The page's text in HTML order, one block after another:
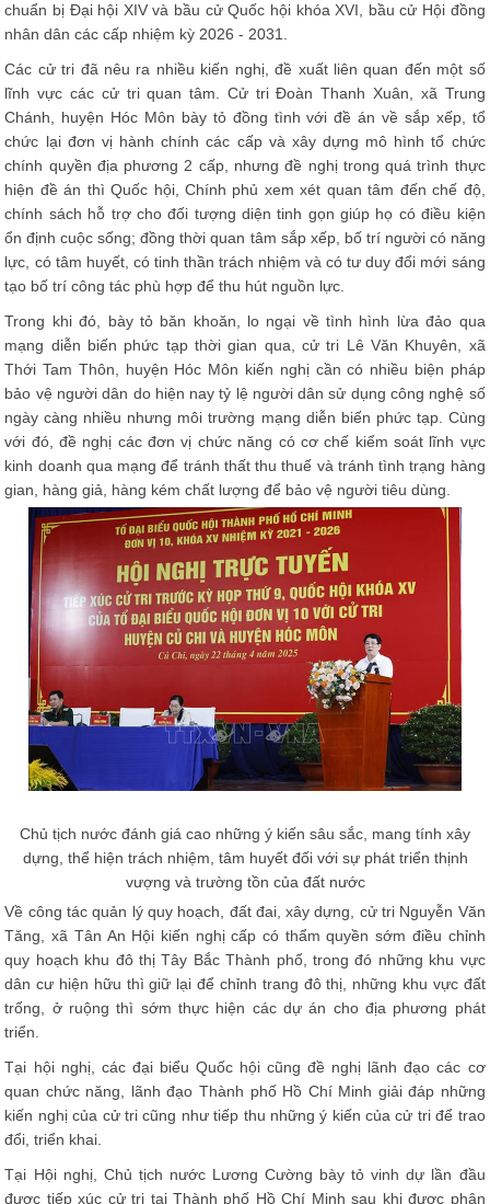
chuẩn bị Đại hội XIV và bầu cử Quốc hội khóa XVI, bầu cử Hội đồng
nhân dân các cấp nhiệm kỳ 2026 - 2031.
Các cử tri đã nêu ra nhiều kiến nghị, đề xuất liên quan đến một số
lĩnh vực các cử tri quan tâm. Cử tri Đoàn Thanh Xuân, xã Trung
Chánh, huyện Hóc Môn bày tỏ đồng tình với đề án về sắp xếp, tổ
chức lại đơn vị hành chính các cấp và xây dựng mô hình tổ chức
chính quyền địa phương 2 cấp, nhưng đề nghị trong quá trình thực
hiện đề án thì Quốc hội, Chính phủ xem xét quan tâm đến chế độ,
chính sách hỗ trợ cho đối tượng diện tinh gọn giúp họ có điều kiện
ổn định cuộc sống; đồng thời quan tâm sắp xếp, bố trí người có năng
lực, có tâm huyết, có tinh thần trách nhiệm và có tư duy đổi mới sáng
tạo bố trí công tác phù hợp để thu hút nguồn lực.
Trong khi đó, bày tỏ băn khoăn, lo ngại về tình hình lừa đảo qua
mạng diễn biến phức tạp thời gian qua, cử tri Lê Văn Khuyên, xã
Thới Tam Thôn, huyện Hóc Môn kiến nghị cần có nhiều biện pháp
bảo vệ người dân do hiện nay tỷ lệ người dân sử dụng công nghệ số
ngày càng nhiều nhưng môi trường mạng diễn biến phức tạp. Cùng
với đó, đề nghị các đơn vị chức năng có cơ chế kiểm soát lĩnh vực
kinh doanh qua mạng để tránh thất thu thuế và tránh tình trạng hàng
gian, hàng giả, hàng kém chất lượng để bảo vệ người tiêu dùng.
Chủ tịch nước đánh giá cao những ý kiến sâu sắc, mang tính xây
dựng, thể hiện trách nhiệm, tâm huyết đối với sự phát triển thịnh
vượng và trường tồn của đất nước
Về công tác quản lý quy hoạch, đất đai, xây dựng, cử tri Nguyễn Văn
Tăng, xã Tân An Hội kiến nghị cấp có thẩm quyền sớm điều chỉnh
quy hoạch khu đô thị Tây Bắc Thành phố, trong đó những khu vực
dân cư hiện hữu thì giữ lại để chỉnh trang đô thị, những khu vực đất
trống, ở ruộng thì sớm thực hiện các dự án cho địa phương phát
triển.
Tại hội nghị, các đại biểu Quốc hội cũng đề nghị lãnh đạo các cơ
quan chức năng, lãnh đạo Thành phố Hồ Chí Minh giải đáp những
kiến nghị của cử tri cũng như tiếp thu những ý kiến của cử tri để trao
đổi, triển khai.
Tại Hội nghị, Chủ tịch nước Lương Cường bày tỏ vinh dự lần đầu
được tiếp xúc cử tri tại Thành phố Hồ Chí Minh sau khi được phân